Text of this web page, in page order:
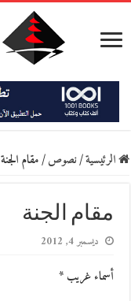
الرئيسية/نصوص/مقام الجنة
مقام الجنة
ديسمبر 4, 2012
أسماء غريب *